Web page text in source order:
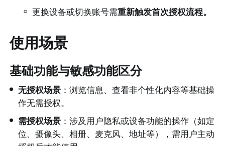
◦ 更换设备或切换账号需重新触发首次授权流程。
使用场景
基础功能与敏感功能区分
• 无授权场景：浏览信息、查看非个性化内容等基础操
作无需授权。
• 需授权场景：涉及用户隐私或设备功能的操作（如定
位、摄像头、相册、麦克风、地址等），需用户主动